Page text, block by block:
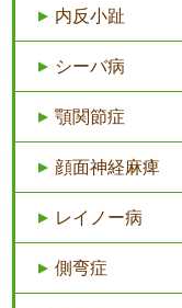
内反小趾
シーバ病
顎関節症
顔面神経麻痺
レイノー病
側弯症